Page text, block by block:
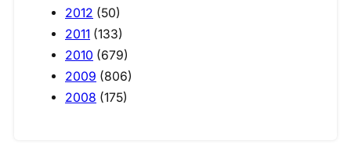
2012 (50)
2011 (133)
2010 (679)
2009 (806)
2008 (175)